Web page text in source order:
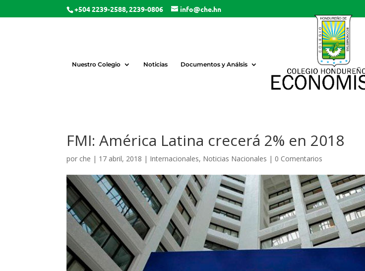
+504 2239-2588, 2239-0806 info@che.hn
Nuestro Colegio Noticias Documentos y Análsis
FMI: América Latina crecerá 2% en 2018
por che | 17 abril, 2018 | Internacionales, Noticias Nacionales | 0 Comentarios